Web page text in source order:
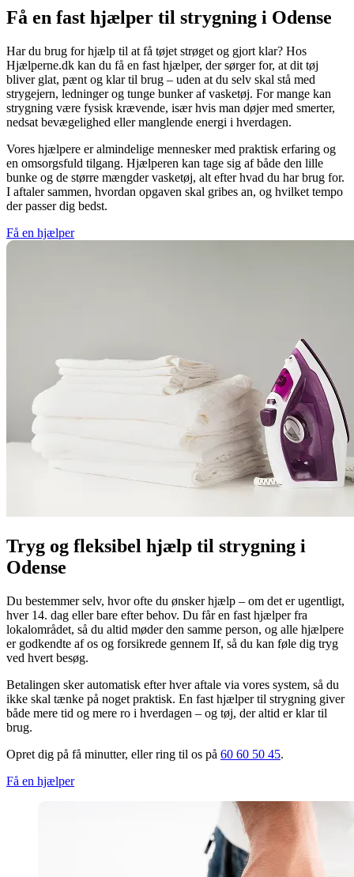
Få en fast hjælper til strygning i Odense
Har du brug for hjælp til at få tøjet strøget og gjort klar? Hos
Hjælperne.dk kan du få en fast hjælper, der sørger for, at dit tøj
bliver glat, pænt og klar til brug – uden at du selv skal stå med
strygejern, ledninger og tunge bunker af vasketøj. For mange kan
strygning være fysisk krævende, især hvis man døjer med smerter,
nedsat bevægelighed eller manglende energi i hverdagen.
Vores hjælpere er almindelige mennesker med praktisk erfaring og
en omsorgsfuld tilgang. Hjælperen kan tage sig af både den lille
bunke og de større mængder vasketøj, alt efter hvad du har brug for.
I aftaler sammen, hvordan opgaven skal gribes an, og hvilket tempo
der passer dig bedst.
Få en hjælper
Tryg og fleksibel hjælp til strygning i
Odense
Du bestemmer selv, hvor ofte du ønsker hjælp – om det er ugentligt,
hver 14. dag eller bare efter behov. Du får en fast hjælper fra
lokalområdet, så du altid møder den samme person, og alle hjælpere
er godkendte af os og forsikrede gennem If, så du kan føle dig tryg
ved hvert besøg.
Betalingen sker automatisk efter hver aftale via vores system, så du
ikke skal tænke på noget praktisk. En fast hjælper til strygning giver
både mere tid og mere ro i hverdagen – og tøj, der altid er klar til
brug.
Opret dig på få minutter, eller ring til os på 60 60 50 45.
Få en hjælper